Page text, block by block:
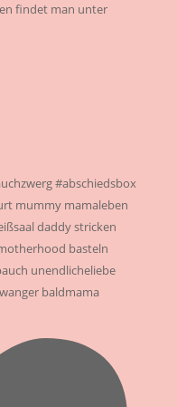
findet man unter
#abschiedsbox
mummy mamaleben
daddy stricken
basteln
unendlicheliebe
baldmama